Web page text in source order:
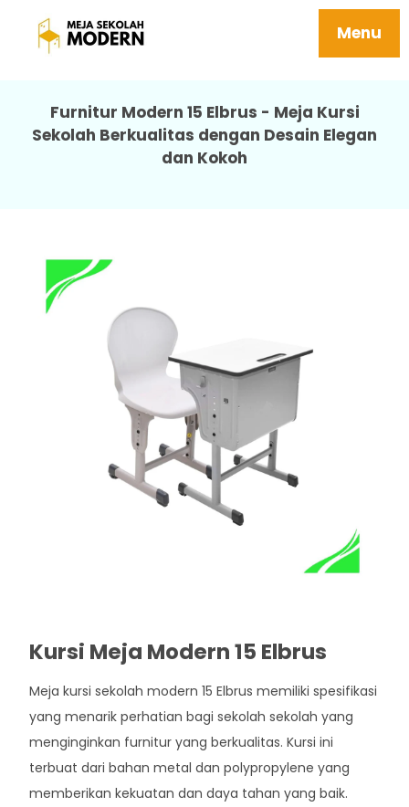
Menu
Meja Sekolah Sma Awet Mudah Dipasang
Furnitur Modern 15 Elbrus - Meja Kursi
Sekolah Berkualitas dengan Desain Elegan
dan Kokoh
Kursi Meja Modern 15 Elbrus
Meja kursi sekolah modern 15 Elbrus memiliki spesifikasi
yang menarik perhatian bagi sekolah sekolah yang
menginginkan furnitur yang berkualitas. Kursi ini
terbuat dari bahan metal dan polypropylene yang
memberikan kekuatan dan daya tahan yang baik.